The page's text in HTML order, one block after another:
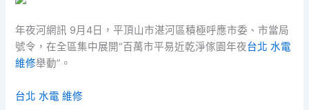
年夜河網訊 9月4日，平頂山市湛河區積極呼應市委、市當局
號令，在全區集中展開“百萬市平易近乾淨傢園年夜台北 水電
維修舉動”。
台北 水電 維修